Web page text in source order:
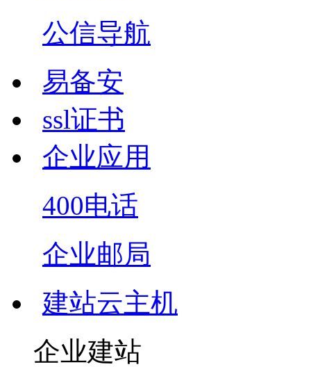
公信导航
易备安
ssl证书
企业应用
400电话
企业邮局
建站云主机
企业建站